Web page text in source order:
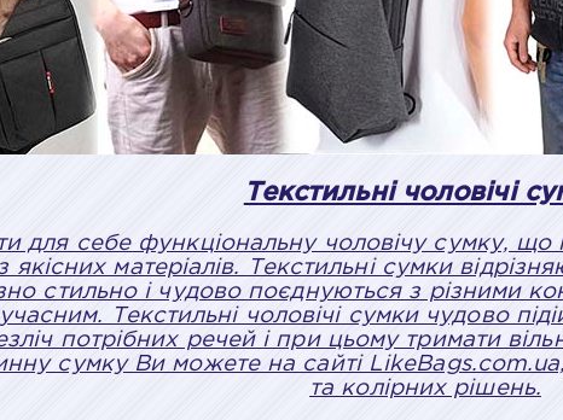
Текстильні чоловічі
для себе функціональну чоловічу сумку, що
матеріалів. Текстильні сумки
стильно і чудово поєднуються з різними
Текстильні чоловічі сумки чудово
потрібних речей і при цьому тримати
сумку Ви можете на сайті
та колірних рішень.